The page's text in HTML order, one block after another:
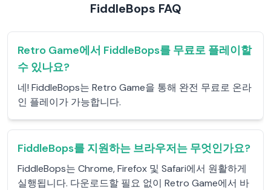
FiddleBops FAQ
Retro Game에서 FiddleBops를 무료로 플레이할
수 있나요?
네! FiddleBops는 Retro Game을 통해 완전 무료로 온라
인 플레이가 가능합니다.
FiddleBops를 지원하는 브라우저는 무엇인가요?
FiddleBops는 Chrome, Firefox 및 Safari에서 원활하게
실행됩니다. 다운로드할 필요 없이 Retro Game에서 바